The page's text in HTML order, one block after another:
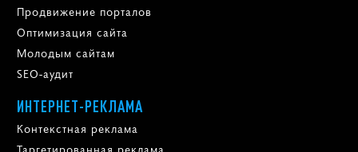
Продвижение порталов
Оптимизация сайта
Молодым сайтам
SEO-аудит
ИНТЕРНЕТ-РЕКЛАМА
Контекстная реклама
Таргетированная реклама